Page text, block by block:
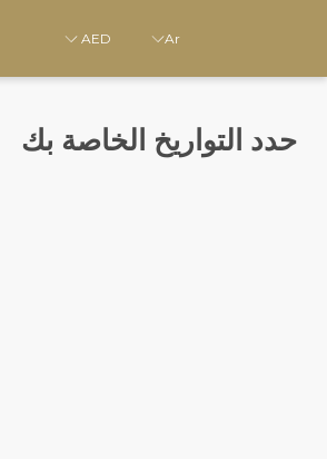
Ar
AED
حدد التواريخ الخاصة بك